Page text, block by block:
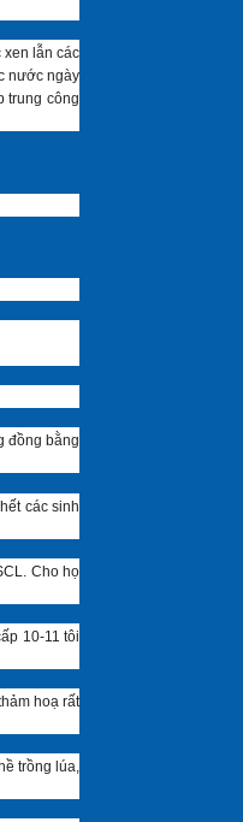
xen lẫn các
nước ngày
trung công
đồng bằng
các sinh
Cho họ
10-11 tôi
hoạ rất
trồng lúa,